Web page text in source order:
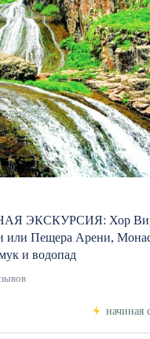
ЭКСКУРСИЯ: Хор
или Пещера Арени,
и водопад
начиная